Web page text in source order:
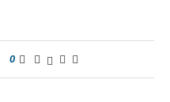
0